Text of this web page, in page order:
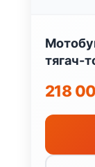
тягач-
Россия
218